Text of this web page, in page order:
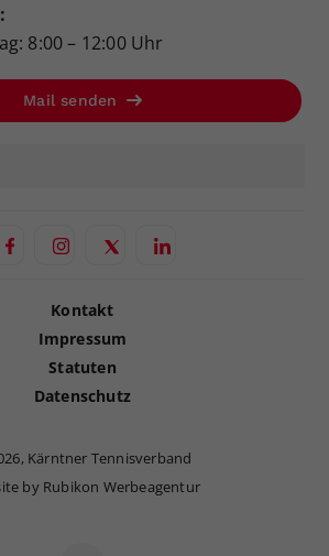
8:00 – 12:00 Uhr
Mail senden
Kontakt
Impressum
Statuten
Datenschutz
Kärntner Tennisverband
by Rubikon Werbeagentur